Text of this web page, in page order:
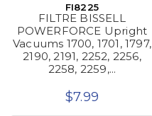
FI8225
FILTRE BISSELL
POWERFORCE Upright
Vacuums 1700, 1701, 1797,
2190, 2191, 2252, 2256,
2258, 2259,...
$7.99